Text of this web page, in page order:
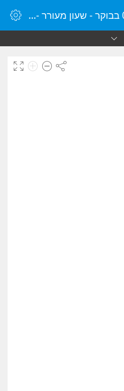
קבע השכמה 07:32 בבוקר - שעון מעורר - שעון מעורר מקוון - שעון מעורר במחשב